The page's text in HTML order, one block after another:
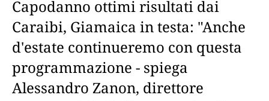
Capodanno ottimi risultati dai
Caraibi, Giamaica in testa: "Anche
d'estate continueremo con questa
programmazione - spiega
Alessandro Zanon, direttore